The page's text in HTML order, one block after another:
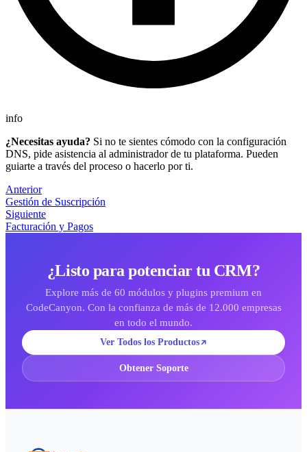
info
¿Necesitas ayuda? Si no te sientes cómodo con la configuración
DNS, pide asistencia al administrador de tu plataforma. Pueden
guiarte a través del proceso o hacerlo por ti.
Anterior
Gestión de Suscripción
Siguiente
Facturación y Pagos
¿Listo para potenciar tu CRM?
Explore más de 60 módulos y plugins premium en
CodeCanyon. Con la confianza de más de 12.000 empresas
en todo el mundo.
Ver Todos los Productos
Obtener Soporte